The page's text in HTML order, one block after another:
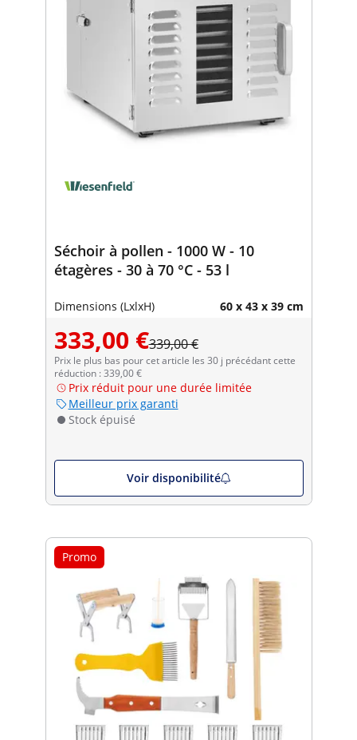
Séchoir à pollen - 1000 W - 10
étagères - 30 à 70 °C - 53 l
Dimensions (LxlxH) 60 x 43 x 39 cm
333,00 €339,00 €
Prix le plus bas pour cet article les 30 j précédant cette
réduction : 339,00 €
Prix réduit pour une durée limitée
Meilleur prix garanti
Stock épuisé
Voir disponibilité
Promo